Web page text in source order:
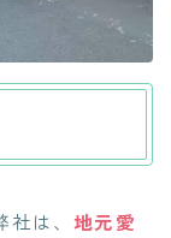
は、 地元愛